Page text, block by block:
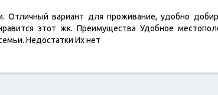
Отличный вариант для проживание, удобно
этот жк. Преимущества Удобное
Недостатки Их нет